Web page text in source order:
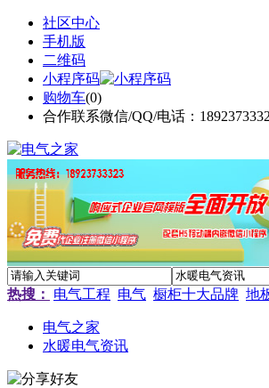
社区中心
手机版
二维码
小程序码
购物车(0)
合作联系微信/QQ/电话：
热搜： 电气工程 电气 橱柜十大品牌 地
电气之家
水暖电气资讯